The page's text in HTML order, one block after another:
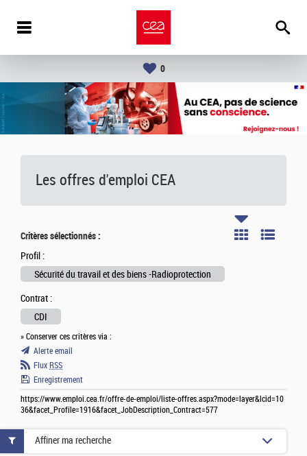
0
Les offres d'emploi CEA
Critères sélectionnés :
Profil :
Sécurité du travail et des biens -Radioprotection
Contrat :
CDI
» Conserver ces critères via :
Alerte email
Flux RSS
Enregistrement
https://www.emploi.cea.fr/offre-de-emploi/liste-offres.aspx?mode=layer&lcid=10
36&facet_Profile=1916&facet_JobDescription_Contract=577
Affiner ma recherche